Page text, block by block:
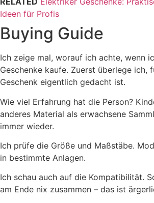
Ideen für Profis
Buying Guide
Ich zeige mal, worauf ich achte, wenn
Geschenke kaufe. Zuerst überlege ich,
Geschenk eigentlich gedacht ist.
Wie viel Erfahrung hat die Person?
anderes Material als erwachsene
immer wieder.
Ich prüfe die Größe und Maßstäbe.
in bestimmte Anlagen.
Ich schau auch auf die Kompatibilität.
am Ende nix zusammen – das ist